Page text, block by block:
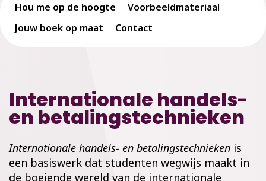
Hou me op de hoogte
Voorbeeldmateriaal
Jouw boek op maat
Contact
Internationale handels-
en betalingstechnieken
Internationale handels- en betalingstechnieken is
een basiswerk dat studenten wegwijs maakt in
de boeiende wereld van de internationale